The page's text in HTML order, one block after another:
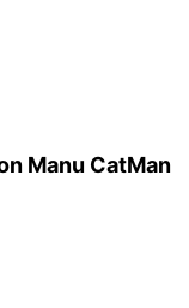
Manu CatMan